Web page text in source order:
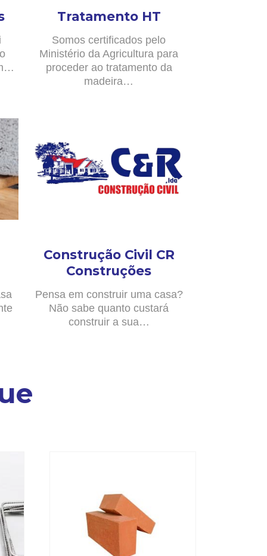
Tratamento HT
Somos certificados pelo
Ministério da Agricultura para
proceder ao tratamento da
madeira…
Construção Civil CR
Construções
Pensa em construir uma casa?
Não sabe quanto custará
construir a sua…